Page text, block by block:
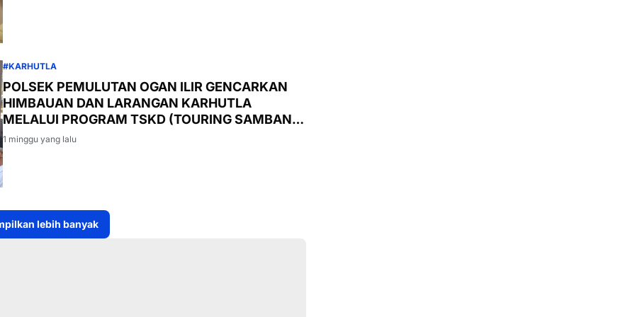
#KARHUTLA
POLSEK PEMULUTAN OGAN ILIR GENCARKAN
HIMBAUAN DAN LARANGAN KARHUTLA
MELALUI PROGRAM TSKD (TOURING SAMBANG
KE DESA-DESA
1 minggu yang lalu
lebih banyak